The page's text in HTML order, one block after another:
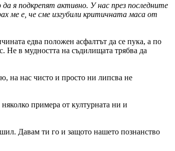
я подкрепят активно. У нас през последните
ме е, че сме изгубили критичната маса от
едва положен асфалтът да се пука, а по
Не в мудността на съдилищата трябва да
на нас чисто и просто ни липсва не
примера от културната ни и
Давам ти го и защото нашето познанство